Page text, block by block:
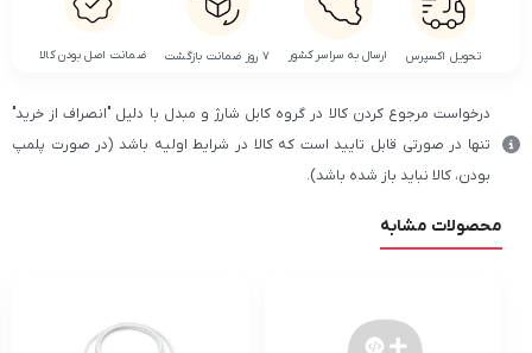
تحویل اکسپرس ارسال به سراسر کشور ۷ روز ضمانت بازگشت ضمانت اصل بودن کالا
درخواست مرجوع کردن کالا در گروه کابل شارژ و مبدل با دلیل "انصراف از خرید"
تنها در صورتی قابل تایید است که کالا در شرایط اولیه باشد (در صورت پلمپ
بودن، کالا نباید باز شده باشد).
محصولات مشابه